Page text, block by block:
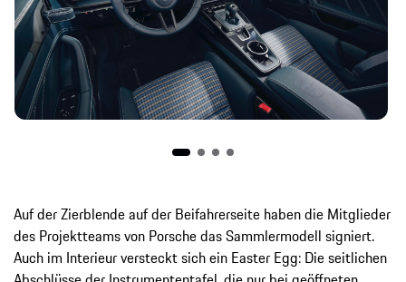
Auf der Zierblende auf der Beifahrerseite haben die Mitglieder
des Projektteams von Porsche das Sammlermodell signiert.
Auch im Interieur versteckt sich ein Easter Egg: Die seitlichen